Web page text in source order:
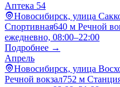
Аптека 54
Новосибирск, улица
Спортивная640 м Речной
ежедневно, 08:00–22:00
Подробнее →
Апрель
Новосибирск, улица
Речной вокзал752 м